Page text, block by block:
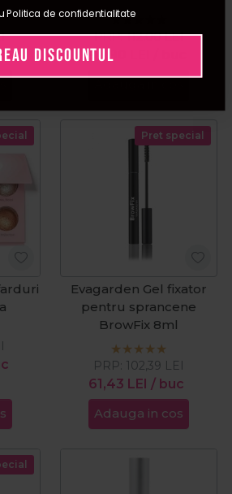
94,90
PRP:112,00LEI
Pret special
Evagarden Gel fixator
pentru sprancene
BrowFix 8ml
61,43 LEI / buc
PRP: 102,39 LEI
Adauga in cos
Politica de confidentialitate
DISCOUNTUL